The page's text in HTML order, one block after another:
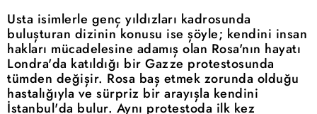
Usta isimlerle genç yıldızları kadrosunda
buluşturan dizinin konusu ise şöyle; kendini insan
hakları mücadelesine adamış olan Rosa'nın hayatı
Londra'da katıldığı bir Gazze protestosunda
tümden değişir. Rosa baş etmek zorunda olduğu
hastalığıyla ve sürpriz bir arayışla kendini
İstanbul'da bulur. Aynı protestoda ilk kez